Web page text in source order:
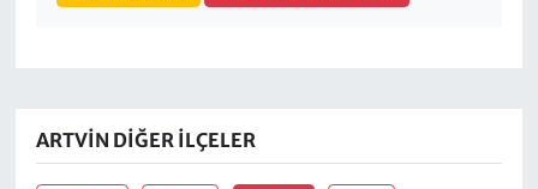
ARTVIN DIĞER İLÇELER